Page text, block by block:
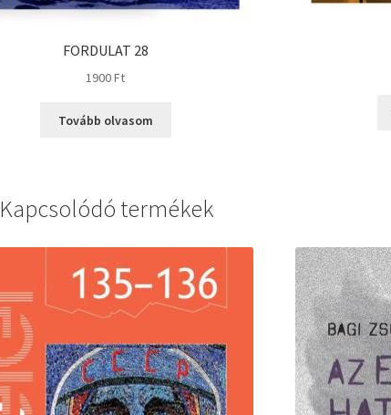
FORDULAT 28
1900Ft
Tovább olvasom
Kapcsolódó termékek